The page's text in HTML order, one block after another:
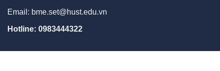
Email: bme.set@hust.edu.vn
Hotline: 0983444322